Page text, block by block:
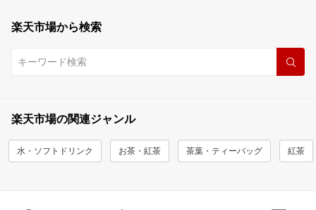
楽天市場から検索
楽天市場の関連ジャンル
水・ソフトドリンク お茶・紅茶 茶葉・ティーバッグ 紅茶